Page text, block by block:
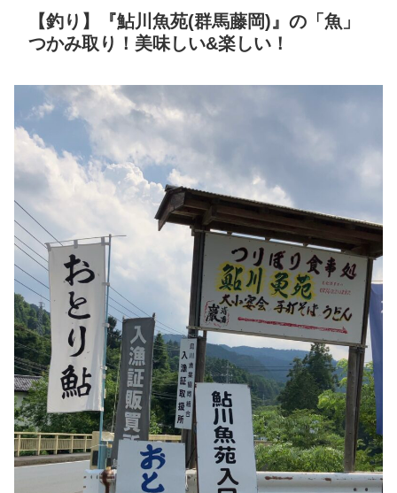
【釣り】『鮎川魚苑(群馬藤岡)』の「魚」
つかみ取り！美味しい&楽しい！